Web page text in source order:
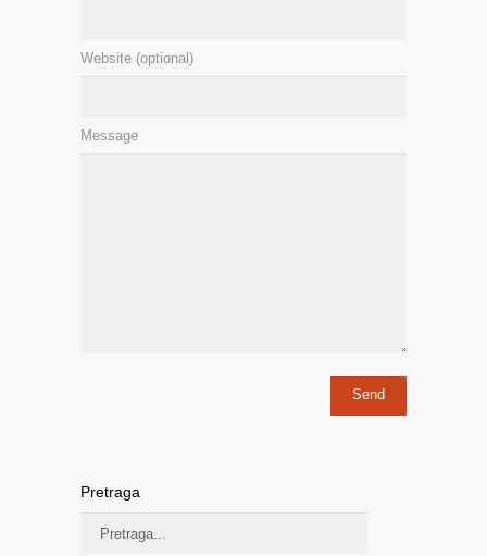
Website (optional)
Message
Pretraga